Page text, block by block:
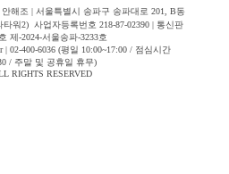
해조 | 서울특별시 송파구 송파대로 201, B동
워2) 사업자등록번호 218-87-02390 | 통신판
제-2024-서울송파-3233호
| 02-400-6036 (평일 10:00~17:00 / 점심시간
/ 주말 및 공휴일 휴무)
RIGHTS RESERVED